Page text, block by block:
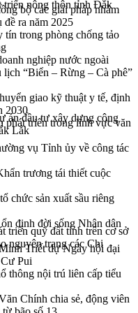
bộ các giải pháp nhằm
đề ra năm 2025
tín trong phòng chống tảo
nghiệp nước ngoài
“Biển – Rừng – Cà phê”
giao kỹ thuật y tế, định
2030
phát triển trong lĩnh vực văn
vụ Tỉnh ủy về công tác
trương tái thiết cuộc
chức sản xuất sầu riêng
định đời sống Nhân dân
Triết dự Ngày hội đại
Pui
thông nội trú liên cấp tiểu
Chính chia sẻ, động viên
triển nông thôn tỉnh Đắk
án đầu tư xây dựng công
Lắk
triển quỹ đất tỉnh trên cơ sở
nguyên trạng các Chi